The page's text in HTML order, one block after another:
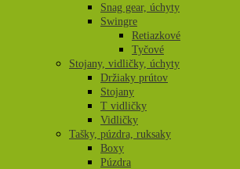
Snag gear, úchyty
Swingre
Retiazkové
Tyčové
Stojany, vidličky, úchyty
Držiaky prútov
Stojany
T vidličky
Vidličky
Tašky, púzdra, ruksaky
Boxy
Púzdra